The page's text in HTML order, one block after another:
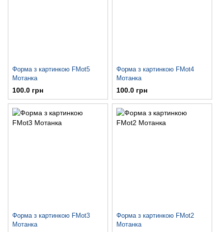
Форма з картинкою FMot5
Мотанка
100.0 грн
Форма з картинкою FMot4
Мотанка
100.0 грн
Форма з картинкою FMot3
Мотанка
Форма з картинкою FMot2
Мотанка